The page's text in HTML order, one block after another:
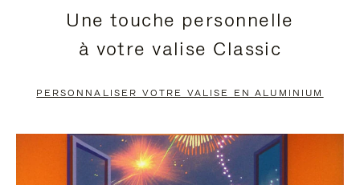
EN
PAUSE,
APPUYEZ
POUR
VIDÉO
EST
DÉSACTIVÉ.
CLIQUER
POUR
Une touche personnelle
à votre valise Classic
PERSONNALISER VOTRE VALISE EN ALUMINIUM